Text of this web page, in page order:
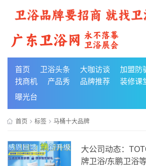
首页 卫浴头条 大咖访谈 加盟防
找商机
产品秀 品牌推荐 装修课
曝光台
首页 标签 马桶十大品牌
大公司动态：
牌卫浴/东鹏卫浴